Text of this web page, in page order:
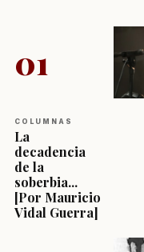
01
COLUMNAS
La
decadencia
de la
soberbia...
[Por Mauricio
Vidal Guerra]